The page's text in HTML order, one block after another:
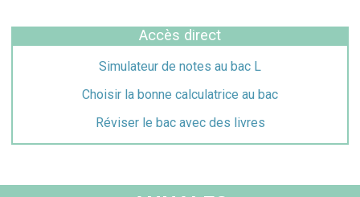
Accès direct
Simulateur de notes au bac L
Choisir la bonne calculatrice au bac
Réviser le bac avec des livres